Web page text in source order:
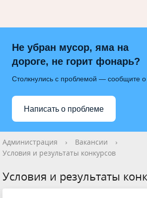
Не убран мусор, яма на
дороге, не горит фонарь?
Столкнулись с проблемой — сообщите о
Написать о проблеме
Администрация › Вакансии
›
Условия и результаты конкурсов
Условия и результаты